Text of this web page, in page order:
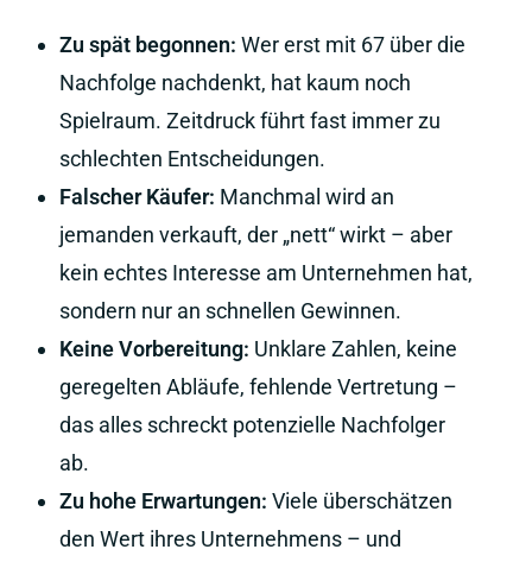
Zu spät begonnen: Wer erst mit 67 über die
Nachfolge nachdenkt, hat kaum noch
Spielraum. Zeitdruck führt fast immer zu
schlechten Entscheidungen.
Falscher Käufer: Manchmal wird an
jemanden verkauft, der „nett“ wirkt – aber
kein echtes Interesse am Unternehmen hat,
sondern nur an schnellen Gewinnen.
Keine Vorbereitung: Unklare Zahlen, keine
geregelten Abläufe, fehlende Vertretung –
das alles schreckt potenzielle Nachfolger
ab.
Zu hohe Erwartungen: Viele überschätzen
den Wert ihres Unternehmens – und